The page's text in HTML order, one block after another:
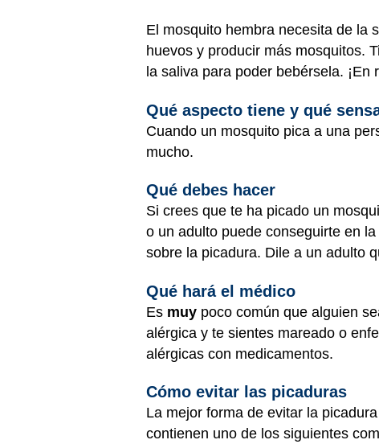
El mosquito hembra necesita de la
huevos y producir más mosquitos.
la saliva para poder bebérsela.
Qué aspecto tiene y qué
Cuando un mosquito pica a una
mucho.
Qué debes hacer
Si crees que te ha picado un
o un adulto puede conseguirte en
sobre la picadura. Dile a un adulto
Qué hará el médico
Es muy poco común que alguien
alérgica y te sientes mareado o
alérgicas con medicamentos.
Cómo evitar las picaduras
La mejor forma de evitar la
contienen uno de los siguientes